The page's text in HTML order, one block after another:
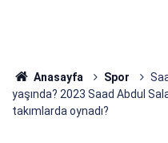
Anasayfa Spor
yaşında? 2023 Saad Abdul
takımlarda oynadı?